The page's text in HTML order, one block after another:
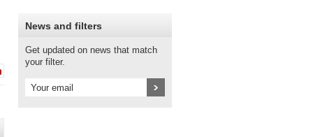
News and filters
Get updated on news that match
your filter.